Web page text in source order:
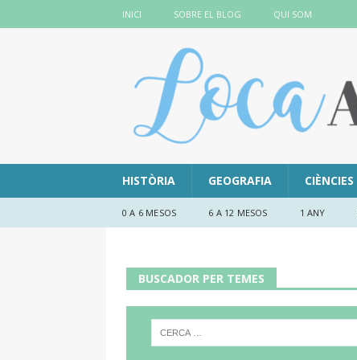
INICI SOBRE EL BLOG QUI SOM
HISTÒRIA GEOGRAFIA CIÈNCIES
0 A 6 MESOS 6 A 12 MESOS 1 ANY
BUSCADOR PER TEMES